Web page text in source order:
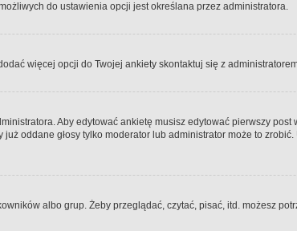
do ustawienia opcji jest określana przez administratora.
więcej opcji do Twojej ankiety skontaktuj się z
Aby edytować ankietę musisz edytować pierwszy
oddane głosy tylko moderator lub administrator może to
albo grup. Żeby przeglądać, czytać, pisać, itd. możesz